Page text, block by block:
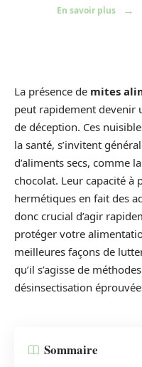
En savoir plus
La présence de mites
peut rapidement devenir
de déception. Ces
la santé, s’invitent
d’aliments secs, comme
chocolat. Leur capacité à
hermétiques en fait des
donc crucial d’agir
protéger votre
meilleures façons de
qu’il s’agisse de
désinsectisation
Sommaire